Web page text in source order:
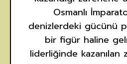
Osmanlı
denizlerdeki gücünü
bir figür haline
liderliğinde kazanılan